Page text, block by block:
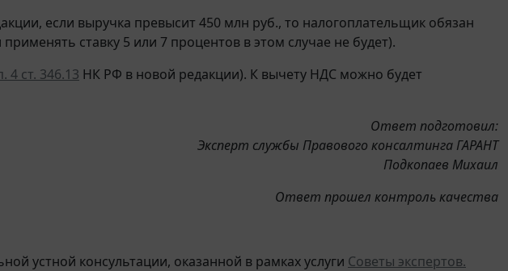
если выручка превысит 450 млн руб., то налогоплательщик обязан
ставку 5 или 7 процентов в этом случае не будет).
4 ст. 346.13 НК РФ в новой редакции). К вычету НДС можно будет
Ответ подготовил:
Эксперт службы Правового консалтинга ГАРАНТ
Подкопаев Михаил
Ответ прошел контроль качества
устной консультации, оказанной в рамках услуги Советы экспертов.